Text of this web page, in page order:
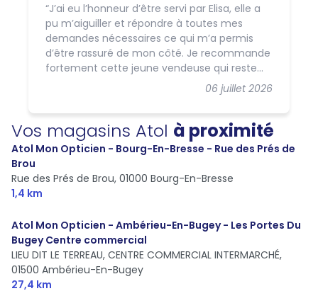
06 juillet 2026
J’ai eu l’honneur d’être servi par Elisa, elle a
pu m’aiguiller et répondre à toutes mes
demandes nécessaires ce qui m’a permis
d’être rassuré de mon côté. Je recommande
fortement cette jeune vendeuse qui reste
tout au long de la vente souriante!!!
Vos magasins Atol à proximité
Atol Mon Opticien - Bourg-En-Bresse - Rue des Prés de
Brou
Rue des Prés de Brou, 01000 Bourg-En-Bresse
1,4 km
Atol Mon Opticien - Ambérieu-En-Bugey - Les Portes Du
Bugey Centre commercial
LIEU DIT LE TERREAU, CENTRE COMMERCIAL INTERMARCHÉ,
01500 Ambérieu-En-Bugey
27,4 km